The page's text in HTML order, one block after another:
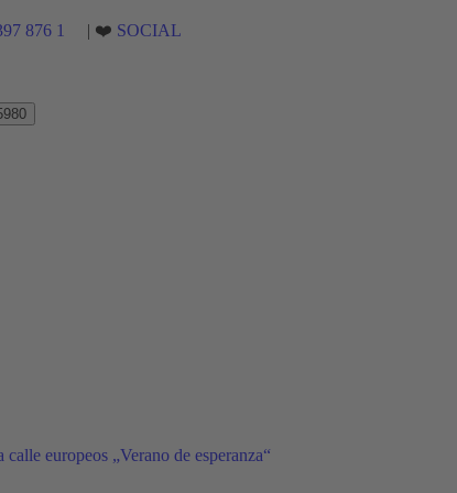
876 1 | ❤️ SOCIAL
europeos „Verano de esperanza“